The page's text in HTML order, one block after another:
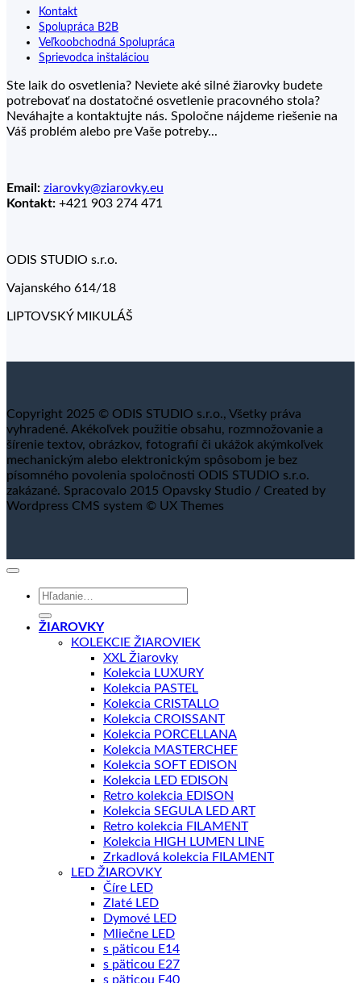
Kontakt
Spolupráca B2B
Veľkoobchodná Spolupráca
Sprievodca inštaláciou
Ste laik do osvetlenia? Neviete aké silné žiarovky budete
potrebovať na dostatočné osvetlenie pracovného stola?
Neváhajte a kontaktujte nás. Spoločne nájdeme riešenie na
Váš problém alebo pre Vaše potreby...
Email: ziarovky@ziarovky.eu
Kontakt: +421 903 274 471
ODIS STUDIO s.r.o.
Vajanského 614/18
LIPTOVSKÝ MIKULÁŠ
Copyright 2025 © ODIS STUDIO s.r.o., Všetky práva
vyhradené. Akékoľvek použitie obsahu, rozmnožovanie a
šírenie textov, obrázkov, fotografií či ukážok akýmkoľvek
mechanickým alebo elektronickým spôsobom je bez
písomného povolenia spoločnosti ODIS STUDIO s.r.o.
zakázané. Spracovalo 2015 Opavsky Studio / Created by
Wordpress CMS system © UX Themes
Hľadať:
ŽIAROVKY
KOLEKCIE ŽIAROVIEK
XXL Žiarovky
Kolekcia LUXURY
Kolekcia PASTEL
Kolekcia CRISTALLO
Kolekcia CROISSANT
Kolekcia PORCELLANA
Kolekcia MASTERCHEF
Kolekcia SOFT EDISON
Kolekcia LED EDISON
Retro kolekcia EDISON
Kolekcia SEGULA LED ART
Retro kolekcia FILAMENT
Kolekcia HIGH LUMEN LINE
Zrkadlová kolekcia FILAMENT
LED ŽIAROVKY
Číre LED
Zlaté LED
Dymové LED
Mliečne LED
s päticou E14
s päticou E27
s päticou E40